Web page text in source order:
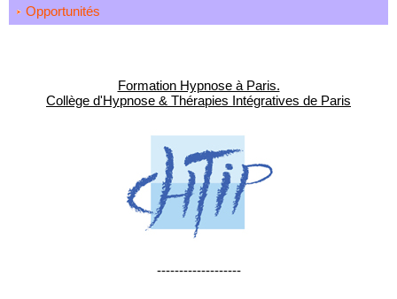
Opportunités
Formation Hypnose à Paris.
Collège d'Hypnose & Thérapies Intégratives de Paris
-------------------